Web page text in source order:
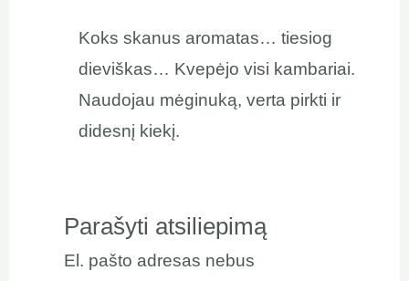
Koks skanus aromatas… tiesiog
dieviškas… Kvepėjo visi kambariai.
Naudojau mėginuką, verta pirkti ir
didesnį kiekį.
Parašyti atsiliepimą
El. pašto adresas nebus